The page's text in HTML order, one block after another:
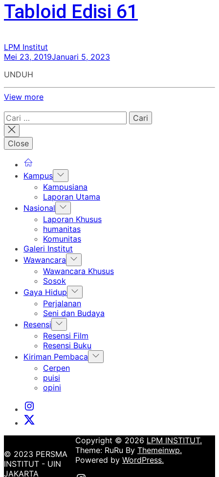
Tabloid Edisi 61
LPM Institut
Mei 23, 2019Januari 5, 2023
UNDUH
View more
Cari
untuk:
Close
Kampus Show
sub
menu
Kampusiana
Laporan Utama
Nasional Show
sub
menu
Laporan Khusus
humanitas
Komunitas
Galeri Institut
Wawancara Show
sub
Wawancara Khusus
Sosok
Gaya Hidup Show
sub
menu
Perjalanan
Seni dan Budaya
Resensi Show
sub
menu
Resensi Film
Resensi Buku
Kiriman Pembaca Show
sub
Cerpen
puisi
opini
Instagram
Institut
X
© 2023 PERSMA
INSTITUT - UIN
JAKARTA
Copyright © 2026 LPM INSTITUT.
Theme: RuRu By Themeinwp.
Powered by WordPress.